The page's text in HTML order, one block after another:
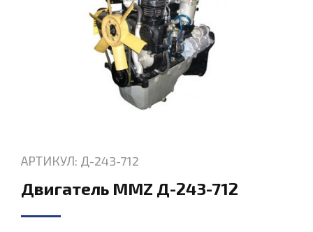
АРТИКУЛ: Д-243-712
Двигатель MMZ Д-243-712